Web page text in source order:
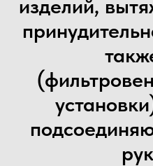
изделий,